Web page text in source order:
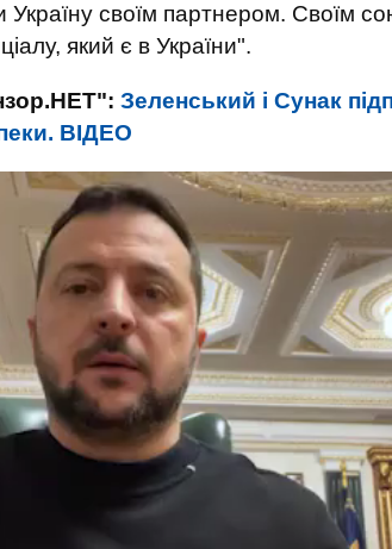
Україну своїм партнером. Своїм
який є в України".
Зеленський і Сунак
ВIДЕО